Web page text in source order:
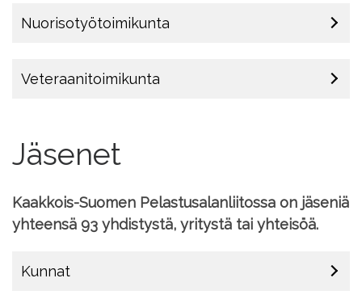
Nuorisotyötoimikunta
Veteraanitoimikunta
Jäsenet
Kaakkois-Suomen Pelastusalanliitossa on jäseniä
yhteensä 93 yhdistystä, yritystä tai yhteisöä.
Kunnat